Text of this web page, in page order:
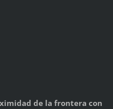
de la frontera con